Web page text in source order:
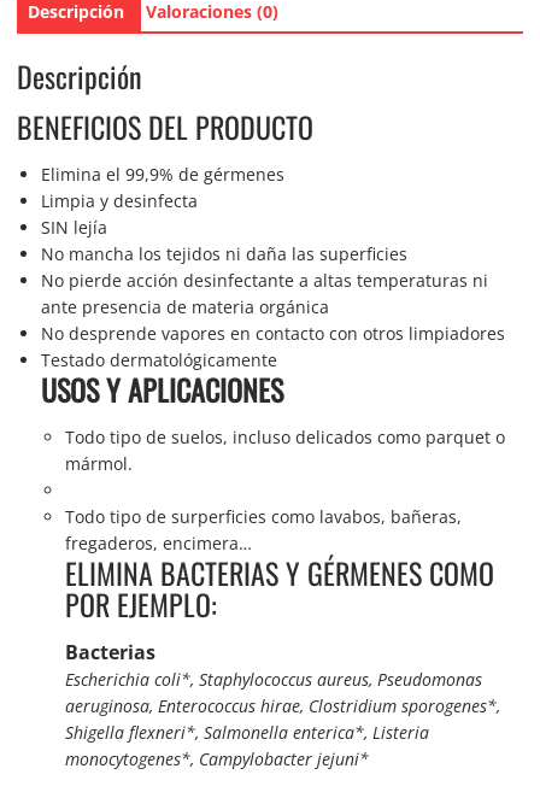
Descripción Valoraciones (0)
Descripción
BENEFICIOS DEL PRODUCTO
Elimina el 99,9% de gérmenes
Limpia y desinfecta
SIN lejía
No mancha los tejidos ni daña las superficies
No pierde acción desinfectante a altas temperaturas ni
ante presencia de materia orgánica
No desprende vapores en contacto con otros limpiadores
Testado dermatológicamente
USOS Y APLICACIONES
Todo tipo de suelos, incluso delicados como parquet o
mármol.
Todo tipo de surperficies como lavabos, bañeras,
fregaderos, encimera…
ELIMINA BACTERIAS Y GÉRMENES COMO
POR EJEMPLO:
Bacterias
Escherichia coli*, Staphylococcus aureus, Pseudomonas
aeruginosa, Enterococcus hirae, Clostridium sporogenes*,
Shigella flexneri*, Salmonella enterica*, Listeria
monocytogenes*, Campylobacter jejuni*